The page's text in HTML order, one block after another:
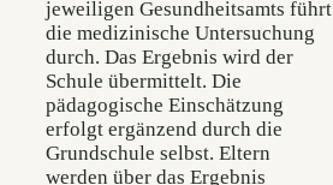
jeweiligen Gesundheitsamts führt
die medizinische Untersuchung
durch. Das Ergebnis wird der
Schule übermittelt. Die
pädagogische Einschätzung
erfolgt ergänzend durch die
Grundschule selbst. Eltern
werden über das Ergebnis